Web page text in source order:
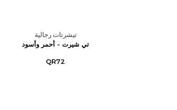
تيشرتات رجالية
تي شيرت - أحمر وأسود
QR72